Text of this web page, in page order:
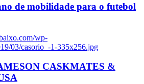
de mobilidade para o futebol
wp-
03/casorio_-1-335x256.jpg
CASKMATES &